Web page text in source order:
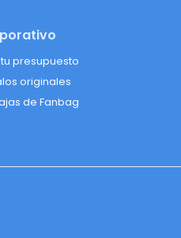
presupuesto
originales
de Fanbag